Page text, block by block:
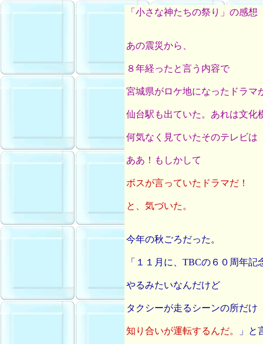
「小さな神たちの祭り」の感想
あの震災から、
８年経ったと言う内容で
宮城県がロケ地になったドラマ
仙台駅も出ていた。あれは文化
何気なく見ていたそのテレビは
ああ！もしかして
ボスが言っていたドラマだ！
と、気づいた。
今年の秋ごろだった。
「１１月に、TBCの６０周年記
やるみたいなんだけど
タクシーが走るシーンの所だけ
知り合いが運転するんだ。 」と